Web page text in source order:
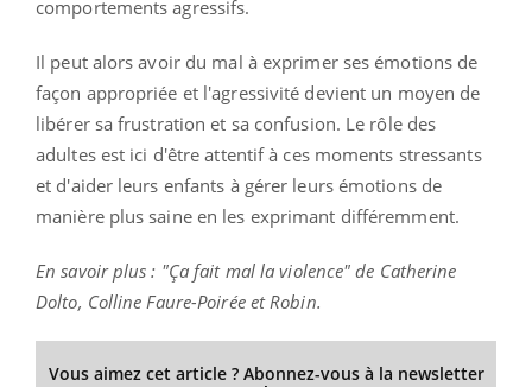
comportements agressifs.
Il peut alors avoir du mal à exprimer ses émotions de
façon appropriée et l'agressivité devient un moyen de
libérer sa frustration et sa confusion. Le rôle des
adultes est ici d'être attentif à ces moments stressants
et d'aider leurs enfants à gérer leurs émotions de
manière plus saine en les exprimant différemment.
En savoir plus : "Ça fait mal la violence" de Catherine
Dolto, Colline Faure-Poirée et Robin.
Vous aimez cet article ? Abonnez-vous à la newsletter